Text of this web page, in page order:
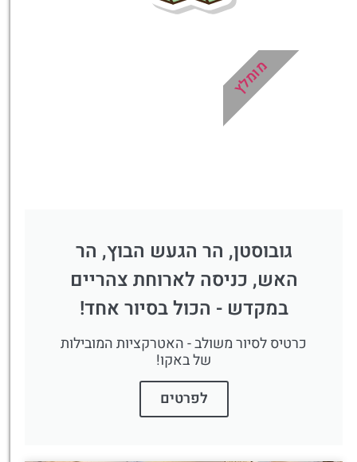
גובוסטן, הר הגעש הבוץ, הר
האש, כניסה לארוחת צהריים
במקדש - הכול בסיור אחד!
כרטיס לסיור משולב - האטרקציות המובילות
של באקו!
לפרטים
מומלץ